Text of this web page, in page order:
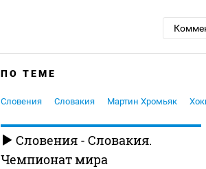
ПО ТЕМЕ
Словения Словакия Мартин Хромьяк
Словения - Словакия.
Чемпионат мира